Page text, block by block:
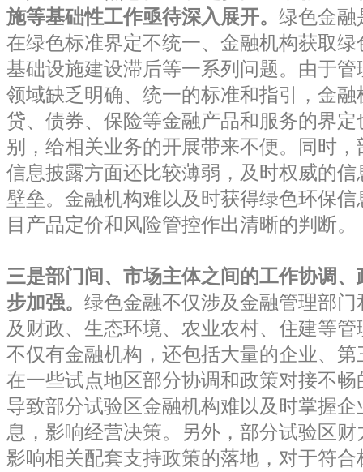
施等基础性工作亟待深入展开。 绿色金融
在绿色标准界定不统一、金融机构获取
基础设施建设滞后等一系列问题。由于
领域缺乏明确、统一的标准和指引，金
贷、债券、保险等金融产品和服务的界
别，给相关业务的开展带来不便。同时
信息披露方面还比较薄弱，及时权威的
壁垒。金融机构难以及时获得绿色环保
目产品定价和风险管控作出清晰的判断。
三是部门间、市场主体之间的工作协调
步加强。 绿色金融不仅涉及金融管理部
及财政、生态环境、农业农村、住建等
不仅有金融机构，还包括大量的企业、
在一些试点地区部分协调和政策对接不
导致部分试验区金融机构难以及时掌握
息，影响经营决策。另外，部分试验区
影响相关配套支持政策的落地，对于符